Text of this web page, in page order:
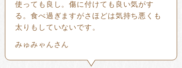
使っても良し。傷に付けても良い気がす
る。食べ過ぎますがさほどは気持ち悪くも
太りもしていないです。
みゅみゃんさん